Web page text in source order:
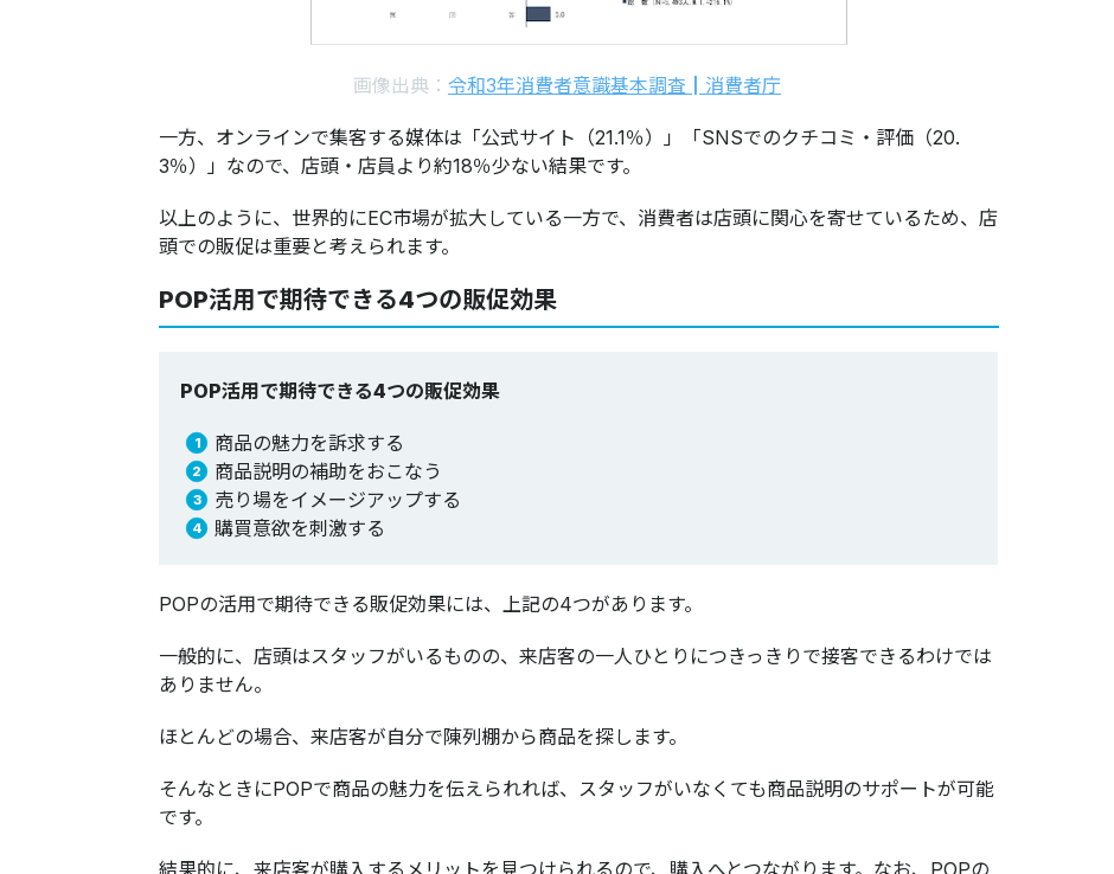
画像出典： 令和3年消費者意識基本調査┃消費者庁
一方、オンラインで集客する媒体は「公式サイト（21.1％）」「SNSでのクチコミ・評価（20.
3％）」なので、店頭・店員より約18％少ない結果です。
以上のように、世界的にEC市場が拡大している一方で、消費者は店頭に関心を寄せているため、店
頭での販促は重要と考えられます。
POP活用で期待できる4つの販促効果
POP活用で期待できる4つの販促効果
商品の魅力を訴求する
商品説明の補助をおこなう
売り場をイメージアップする
購買意欲を刺激する
POPの活用で期待できる販促効果には、上記の4つがあります。
一般的に、店頭はスタッフがいるものの、来店客の一人ひとりにつきっきりで接客できるわけでは
ありません。
ほとんどの場合、来店客が自分で陳列棚から商品を探します。
そんなときにPOPで商品の魅力を伝えられれば、スタッフがいなくても商品説明のサポートが可能
です。
結果的に、来店客が購入するメリットを見つけられるので、購入へとつながります。なお、POPの